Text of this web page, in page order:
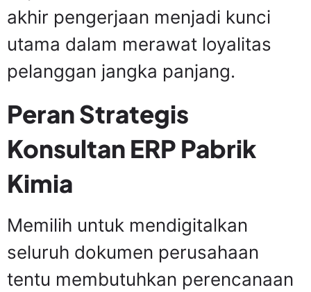
akhir pengerjaan menjadi kunci
utama dalam merawat loyalitas
pelanggan jangka panjang.
Peran Strategis
Konsultan ERP Pabrik
Kimia
Memilih untuk mendigitalkan
seluruh dokumen perusahaan
tentu membutuhkan perencanaan